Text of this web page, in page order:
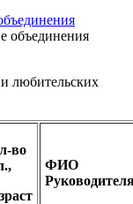
любительских
во
ФИО